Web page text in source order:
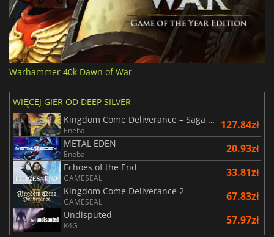
Warhammer 40k Dawn of War
WIĘCEJ GIER OD DEEP SILVER
Kingdom Come Deliverance – Saga Bundle
Eneba 127.84zł
METAL EDEN
Eneba 20.93zł
Echoes of the End
GAMESEAL 33.81zł
Kingdom Come Deliverance 2
GAMESEAL 67.83zł
Undisputed
K4G 57.97zł